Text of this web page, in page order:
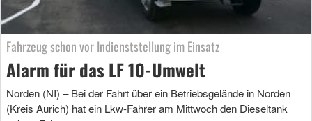
Fahrzeug schon vor Indienststellung im Einsatz
Alarm für das LF 10-Umwelt
Norden (NI) – Bei der Fahrt über ein Betriebsgelände in Norden
(Kreis Aurich) hat ein Lkw-Fahrer am Mittwoch den Dieseltank